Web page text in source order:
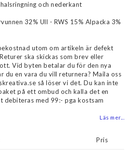
och nederkant
32% Ull - RWS 15% Alpacka 3%
utom om artikeln är defekt
ska skickas som brev eller
Vid byten betalar du för den nya
du en vara du vill returnera? Maila oss
så löser vi det. Du kan inte
på ett ombud och kalla det en
debiteras med 99:- pga kostsam
Läs mer...
Pris